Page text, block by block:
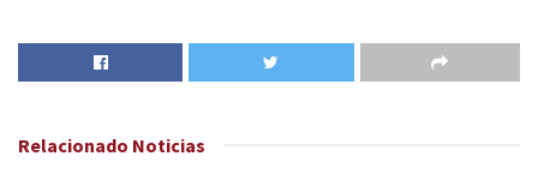
Relacionado Noticias